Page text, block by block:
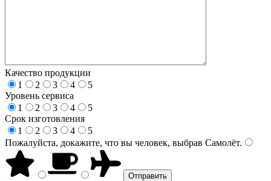
Качество продукции
1
2 3 4
5
Уровень сервиса
1
2 3 4
5
Срок изготовления
1
2 3 4
5
Пожалуйста, докажите, что вы человек, выбрав Самолёт.